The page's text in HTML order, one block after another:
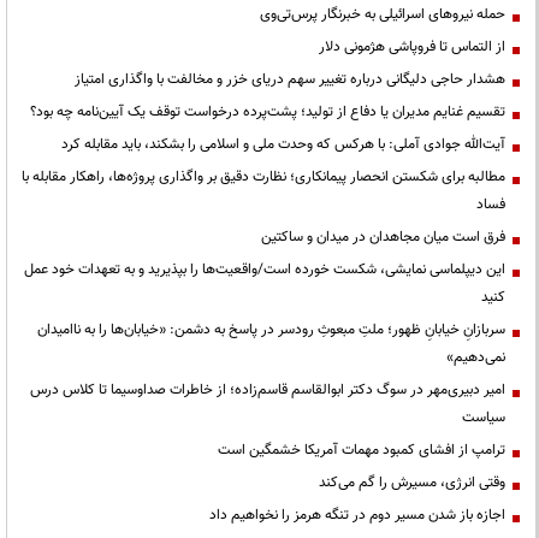
حمله نیروهای اسرائیلی به خبرنگار پرس‌تی‌وی
از التماس تا فروپاشی هژمونی دلار
هشدار حاجی دلیگانی درباره تغییر سهم دریای خزر و مخالفت با واگذاری امتیاز
تقسیم غنایم مدیران یا دفاع از تولید؛ پشت‌پرده درخواست توقف یک آیین‌نامه چه بود؟
آیت‌الله جوادی آملی: با هرکس که وحدت ملی و اسلامی را بشکند، باید مقابله کرد
مطالبه برای شکستن انحصار پیمانکاری؛ نظارت دقیق بر واگذاری پروژه‌ها، راهکار مقابله با
فساد
فرق است میان مجاهدان در میدان و ساکتین
این دیپلماسی نمایشی، شکست خورده است/واقعیت‌ها را بپذیرید و به تعهدات خود عمل
کنید
سربازانِ خیابانِ ظهور؛ ملتِ مبعوثِ رودسر در پاسخ به دشمن: «خیابان‌ها را به ناامیدان
نمی‌دهیم»
امیر دبیری‌مهر در سوگ دکتر ابوالقاسم قاسم‌زاده؛ از خاطرات صداوسیما تا کلاس درس
سیاست
ترامپ از افشای کمبود مهمات آمریکا خشمگین است
وقتی انرژی، مسیرش را گم می‌کند
اجازه باز شدن مسیر دوم در تنگه هرمز را نخواهیم داد